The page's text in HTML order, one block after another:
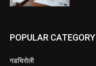
POPULAR CATEGORY
गडचिरोली